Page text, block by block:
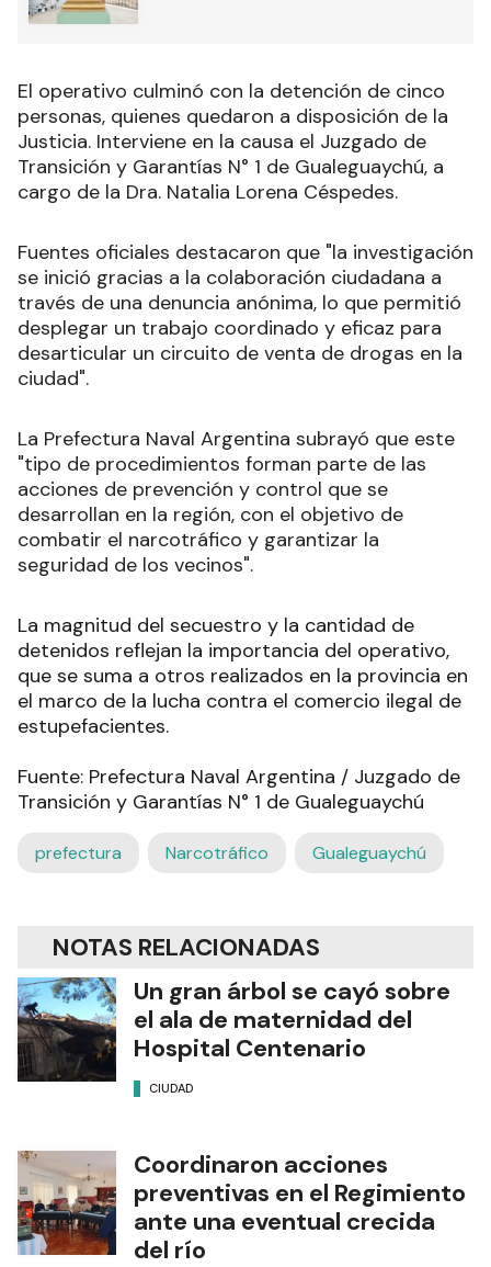
El operativo culminó con la detención de cinco
personas, quienes quedaron a disposición de la
Justicia. Interviene en la causa el Juzgado de
Transición y Garantías N° 1 de Gualeguaychú, a
cargo de la Dra. Natalia Lorena Céspedes.
Fuentes oficiales destacaron que "la investigación
se inició gracias a la colaboración ciudadana a
través de una denuncia anónima, lo que permitió
desplegar un trabajo coordinado y eficaz para
desarticular un circuito de venta de drogas en la
ciudad".
La Prefectura Naval Argentina subrayó que este
"tipo de procedimientos forman parte de las
acciones de prevención y control que se
desarrollan en la región, con el objetivo de
combatir el narcotráfico y garantizar la
seguridad de los vecinos".
La magnitud del secuestro y la cantidad de
detenidos reflejan la importancia del operativo,
que se suma a otros realizados en la provincia en
el marco de la lucha contra el comercio ilegal de
estupefacientes.
Fuente: Prefectura Naval Argentina / Juzgado de
Transición y Garantías N° 1 de Gualeguaychú
prefectura Narcotráfico Gualeguaychú
NOTAS RELACIONADAS
Un gran árbol se cayó sobre
el ala de maternidad del
Hospital Centenario
CIUDAD
Coordinaron acciones
preventivas en el Regimiento
ante una eventual crecida
del río